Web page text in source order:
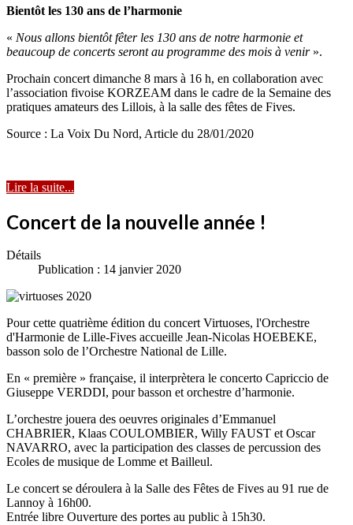
Bientôt les 130 ans de l’harmonie
« Nous allons bientôt fêter les 130 ans de notre harmonie et
beaucoup de concerts seront au programme des mois à venir ».
Prochain concert dimanche 8 mars à 16 h, en collaboration avec
l’association fivoise KORZEAM dans le cadre de la Semaine des
pratiques amateurs des Lillois, à la salle des fêtes de Fives.
Source : La Voix Du Nord, Article du 28/01/2020
Lire la suite...
Concert de la nouvelle année !
Détails
Publication : 14 janvier 2020
Pour cette quatrième édition du concert Virtuoses, l'Orchestre
d'Harmonie de Lille-Fives accueille Jean-Nicolas HOEBEKE,
basson solo de l’Orchestre National de Lille.
En « première » française, il interprètera le concerto Capriccio de
Giuseppe VERDDI, pour basson et orchestre d’harmonie.
L’orchestre jouera des oeuvres originales d’Emmanuel
CHABRIER, Klaas COULOMBIER, Willy FAUST et Oscar
NAVARRO, avec la participation des classes de percussion des
Ecoles de musique de Lomme et Bailleul.
Le concert se déroulera à la Salle des Fêtes de Fives au 91 rue de
Lannoy à 16h00.
Entrée libre Ouverture des portes au public à 15h30.